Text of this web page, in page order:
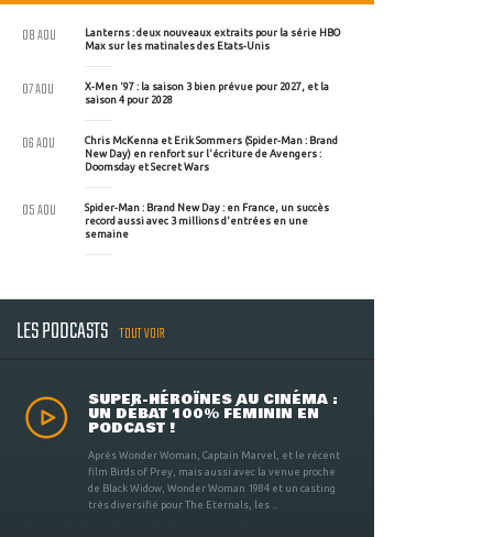
Lanterns : deux nouveaux extraits pour la série HBO
Max sur les matinales des Etats-Unis
08 AOU
X-Men '97 : la saison 3 bien prévue pour 2027, et la
saison 4 pour 2028
07 AOU
Chris McKenna et Erik Sommers (Spider-Man : Brand
New Day) en renfort sur l'écriture de Avengers :
Doomsday et Secret Wars
06 AOU
Spider-Man : Brand New Day : en France, un succès
record aussi avec 3 millions d'entrées en une
semaine
05 AOU
LES PODCASTS TOUT VOIR
SUPER-HÉROÏNES AU CINÉMA :
UN DÉBAT 100% FÉMININ EN
PODCAST !
Après Wonder Woman, Captain Marvel, et le récent
film Birds of Prey, mais aussi avec la venue proche
de Black Widow, Wonder Woman 1984 et un casting
très diversifié pour The Eternals, les ...